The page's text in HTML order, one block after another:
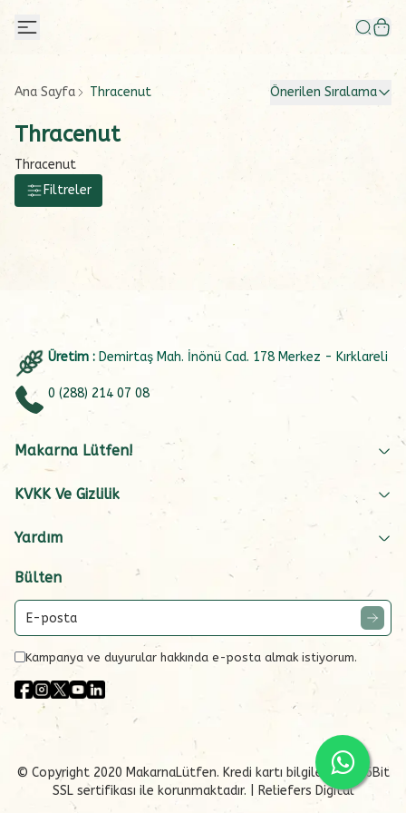
Ana Sayfa Thracenut Önerilen Sıralama
Thracenut
Thracenut
Filtreler
Üretim : Demirtaş Mah. İnönü Cad. 178 Merkez - Kırklareli
0 (288) 214 07 08
Makarna Lütfen!
KVKK Ve Gizlilik
Yardım
Bülten
Kampanya ve duyurular hakkında e-posta almak istiyorum.
© Copyright 2020 MakarnaLütfen. Kredi kartı bilgileriniz 256Bit
SSL sertifikası ile korunmaktadır. | Reliefers Digital